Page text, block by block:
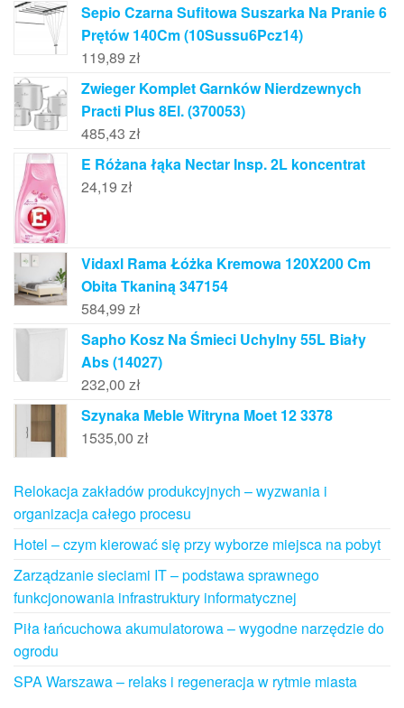
Sepio Czarna Sufitowa Suszarka Na Pranie 6
Prętów 140Cm (10Sussu6Pcz14)
119,89 zł
Zwieger Komplet Garnków Nierdzewnych
Practi Plus 8El. (370053)
485,43 zł
E Różana łąka Nectar Insp. 2L koncentrat
24,19 zł
Vidaxl Rama Łóżka Kremowa 120X200 Cm
Obita Tkaniną 347154
584,99 zł
Sapho Kosz Na Śmieci Uchylny 55L Biały
Abs (14027)
232,00 zł
Szynaka Meble Witryna Moet 12 3378
1535,00 zł
Relokacja zakładów produkcyjnych – wyzwania i
organizacja całego procesu
Hotel – czym kierować się przy wyborze miejsca na pobyt
Zarządzanie sieciami IT – podstawa sprawnego
funkcjonowania infrastruktury informatycznej
Piła łańcuchowa akumulatorowa – wygodne narzędzie do
ogrodu
SPA Warszawa – relaks i regeneracja w rytmie miasta